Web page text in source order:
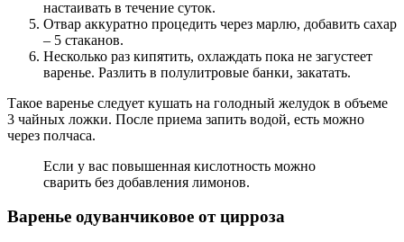
настаивать в течение суток.
Отвар аккуратно процедить через марлю, добавить сахар
– 5 стаканов.
Несколько раз кипятить, охлаждать пока не загустеет
варенье. Разлить в полулитровые банки, закатать.
Такое варенье следует кушать на голодный желудок в объеме
3 чайных ложки. После приема запить водой, есть можно
через полчаса.
Если у вас повышенная кислотность можно
сварить без добавления лимонов.
Варенье одуванчиковое от цирроза